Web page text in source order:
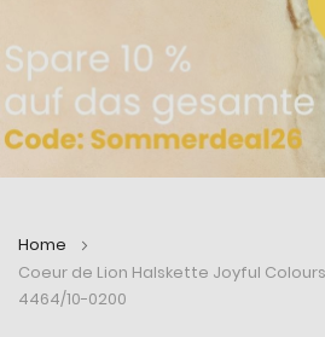
Home
Coeur de Lion Halskette Joyful
4464/10-0200